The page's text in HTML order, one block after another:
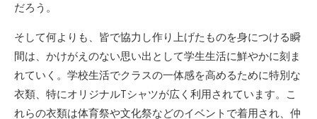
だろう。
そして何よりも、皆で協力し作り上げたものを身につける瞬
間は、かけがえのない思い出として学生生活に鮮やかに刻ま
れていく。学校生活でクラスの一体感を高めるために特別な
衣類、特にオリジナルTシャツが広く利用されています。こ
れらの衣類は体育祭や文化祭などのイベントで着用され、仲